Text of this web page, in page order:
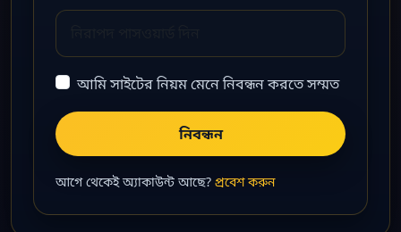
আমি সাইটের নিয়ম মেনে নিবন্ধন করতে সম্মত
নিবন্ধন
আগে থেকেই অ্যাকাউন্ট আছে? প্রবেশ করুন